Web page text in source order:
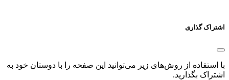
اشتراک گذاری
با استفاده از روش‌های زیر می‌توانید این صفحه را با دوستان خود به
اشتراک بگذارید.